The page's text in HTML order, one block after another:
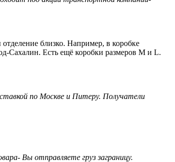
близко. Например, в коробке
Сахалин. Есть ещё коробки размеров M и L.
по Москве и Питеру. Получатели
Вы отправляете груз заграницу.